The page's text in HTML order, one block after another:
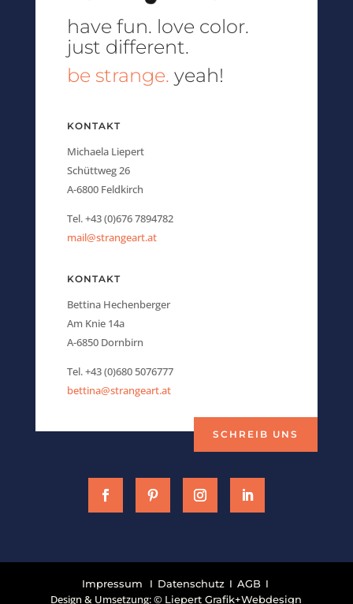
have fun. love color.
just different.
be strange. yeah!
KONTAKT
Michaela Liepert
Schüttweg 26
A-6800 Feldkirch
Tel. +43 (0)676 7894782
mail@strangeart.at
KONTAKT
Bettina Hechenberger
Am Knie 14a
A-6850 Dornbirn
Tel. +43 (0)680 5076777
bettina@strangeart.at
SCHREIB UNS
Impressum I DatenschutzI AGBI
Design & Umsetzung: © Liepert Grafik+Webdesign